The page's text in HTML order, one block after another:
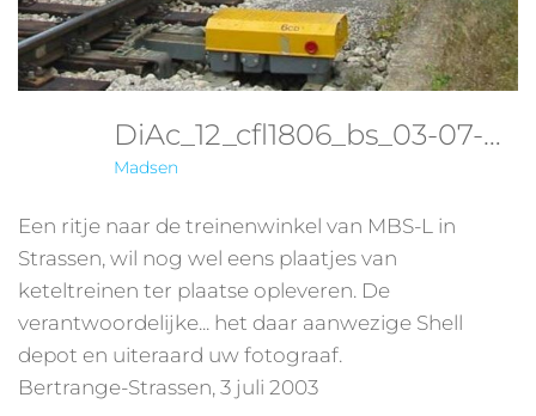
DiAc_12_cfl1806_bs_03-07-03
Madsen
Een ritje naar de treinenwinkel van MBS-L in
Strassen, wil nog wel eens plaatjes van
keteltreinen ter plaatse opleveren. De
verantwoordelijke... het daar aanwezige Shell
depot en uiteraard uw fotograaf.
Bertrange-Strassen, 3 juli 2003